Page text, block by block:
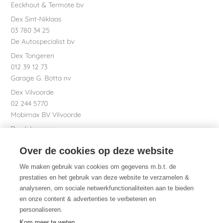
Eeckhout & Termote bv
Dex Sint-Niklaas
03 780 34 25
De Autospecialist bv
Dex Tongeren
012 39 12 73
Garage G. Botta nv
Dex Vilvoorde
02 244 5770
Mobimax BV Vilvoorde
Dex Waregem
Garage Dhont bv
Dex nv Maatschappelijke zetel
051 26 01 01
Over de cookies op deze website
We maken gebruik van cookies om gegevens m.b.t. de
prestaties en het gebruik van deze website te verzamelen &
analyseren, om sociale netwerkfunctionaliteiten aan te bieden
en onze content & advertenties te verbeteren en
personaliseren.